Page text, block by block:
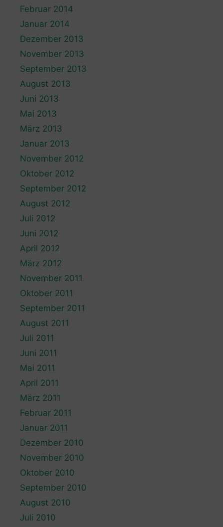
Februar 2014
Januar 2014
Dezember 2013
November 2013
September 2013
August 2013
Juni 2013
Mai 2013
März 2013
Januar 2013
November 2012
Oktober 2012
September 2012
August 2012
Juli 2012
Juni 2012
April 2012
März 2012
November 2011
Oktober 2011
September 2011
August 2011
Juli 2011
Juni 2011
Mai 2011
April 2011
März 2011
Februar 2011
Januar 2011
Dezember 2010
November 2010
Oktober 2010
September 2010
August 2010
Juli 2010